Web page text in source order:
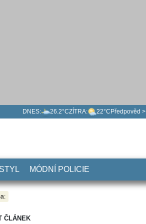
DNES: 26.2°CZÍTRA: 22°C Předpověd >
MÓDNÍ POLICIE
ČLÁNEK